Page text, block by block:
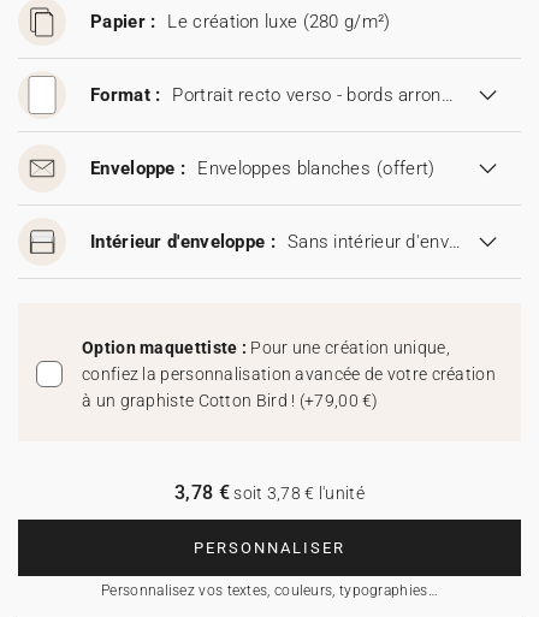
Papier : Le création luxe (280 g/m²)
Format : Portrait recto verso - bords arrondis (13,5 x 19 cm)
Enveloppe : Enveloppes blanches (offert)
Intérieur d'enveloppe : Sans intérieur d'enveloppe
Option maquettiste : Pour une création unique,
confiez la personnalisation avancée de votre création
à un graphiste Cotton Bird ! (+79,00 €)
PERSONNALISER
Personnalisez vos textes, couleurs, typographies…
3,78 €soit 3,78 € l'unité